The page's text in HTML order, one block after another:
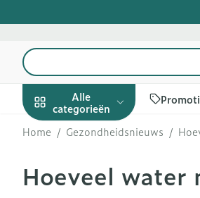
Product, merk, categorie...
Alle
categorieën
Promoties
Schoonheid,
verzorging en
Home / Gezondheidsnieuws /
Hoeveel water